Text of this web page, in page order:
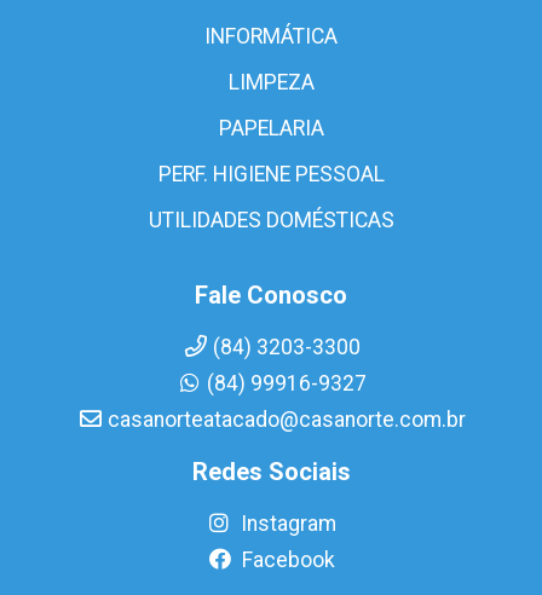
INFORMÁTICA
LIMPEZA
PAPELARIA
PERF. HIGIENE PESSOAL
UTILIDADES DOMÉSTICAS
Fale Conosco
(84) 3203-3300
(84) 99916-9327
casanorteatacado@casanorte.com.br
Redes Sociais
Instagram
Facebook